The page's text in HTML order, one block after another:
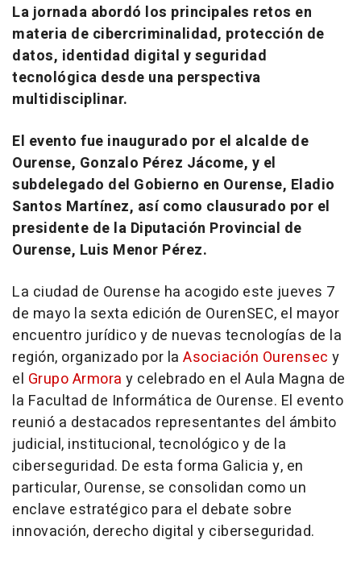
La jornada abordó los principales retos en
materia de cibercriminalidad, protección de
datos, identidad digital y seguridad
tecnológica desde una perspectiva
multidisciplinar.
El evento fue inaugurado por el alcalde de
Ourense, Gonzalo Pérez Jácome, y el
subdelegado del Gobierno en Ourense, Eladio
Santos Martínez, así como clausurado por el
presidente de la Diputación Provincial de
Ourense, Luis Menor Pérez.
La ciudad de Ourense ha acogido este jueves 7
de mayo la sexta edición de OurenSEC, el mayor
encuentro jurídico y de nuevas tecnologías de la
región, organizado por la Asociación Ourensec y
el Grupo Armora y celebrado en el Aula Magna de
la Facultad de Informática de Ourense. El evento
reunió a destacados representantes del ámbito
judicial, institucional, tecnológico y de la
ciberseguridad. De esta forma Galicia y, en
particular, Ourense, se consolidan como un
enclave estratégico para el debate sobre
innovación, derecho digital y ciberseguridad.